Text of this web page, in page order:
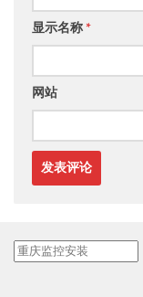
显示名称*
网站
搜